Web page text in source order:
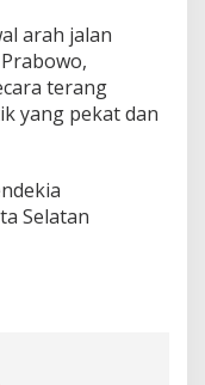
arah jalan
terang
yang pekat dan
Selatan